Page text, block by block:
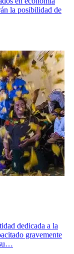
la posibilidad de
dedicada a la
gravemente